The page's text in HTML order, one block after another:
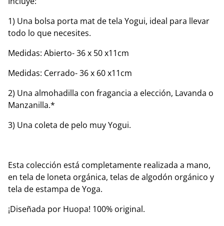
1) Una bolsa porta mat de tela Yogui, ideal para llevar
todo lo que necesites.
Medidas: Abierto- 36 x 50 x11cm
Medidas: Cerrado- 36 x 60 x11cm
2) Una almohadilla con fragancia a elección, Lavanda o
Manzanilla.*
3) Una coleta de pelo muy Yogui.
Esta colección está completamente realizada a mano,
en tela de loneta orgánica, telas de algodón orgánico y
tela de estampa de Yoga.
¡Diseñada por Huopa! 100% original.